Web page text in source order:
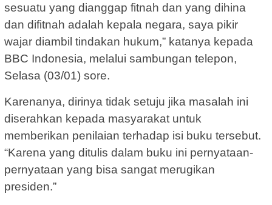
sesuatu yang dianggap fitnah dan yang dihina
dan difitnah adalah kepala negara, saya pikir
wajar diambil tindakan hukum,” katanya kepada
BBC Indonesia, melalui sambungan telepon,
Selasa (03/01) sore.
Karenanya, dirinya tidak setuju jika masalah ini
diserahkan kepada masyarakat untuk
memberikan penilaian terhadap isi buku tersebut.
“Karena yang ditulis dalam buku ini pernyataan-
pernyataan yang bisa sangat merugikan
presiden.”